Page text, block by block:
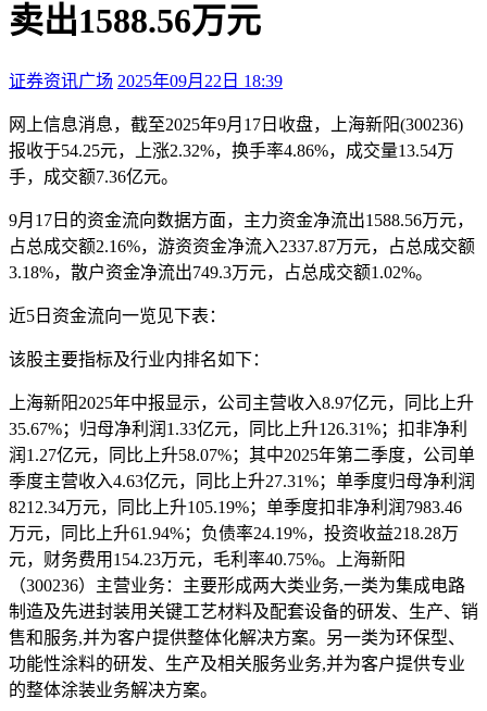
卖出1588.56万元
证券资讯广场 2025年09月22日 18:39
网上信息消息，截至2025年9月17日收盘，上海新阳(300236)
报收于54.25元，上涨2.32%，换手率4.86%，成交量13.54万
手，成交额7.36亿元。
9月17日的资金流向数据方面，主力资金净流出1588.56万元，
占总成交额2.16%，游资资金净流入2337.87万元，占总成交额
3.18%，散户资金净流出749.3万元，占总成交额1.02%。
近5日资金流向一览见下表：
该股主要指标及行业内排名如下：
上海新阳2025年中报显示，公司主营收入8.97亿元，同比上升
35.67%；归母净利润1.33亿元，同比上升126.31%；扣非净利
润1.27亿元，同比上升58.07%；其中2025年第二季度，公司单
季度主营收入4.63亿元，同比上升27.31%；单季度归母净利润
8212.34万元，同比上升105.19%；单季度扣非净利润7983.46
万元，同比上升61.94%；负债率24.19%，投资收益218.28万
元，财务费用154.23万元，毛利率40.75%。上海新阳
（300236）主营业务：主要形成两大类业务,一类为集成电路
制造及先进封装用关键工艺材料及配套设备的研发、生产、销
售和服务,并为客户提供整体化解决方案。另一类为环保型、
功能性涂料的研发、生产及相关服务业务,并为客户提供专业
的整体涂装业务解决方案。